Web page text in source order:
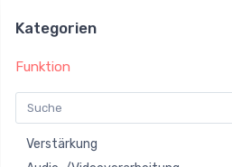
Kategorien
Funktion
Verstärkung